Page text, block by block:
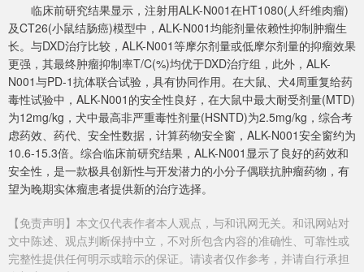
临床前研究结果显示，注射用ALK-N001在HT1080(人纤维肉瘤)
及CT26(小鼠结肠癌)模型中，ALK-N001均能剂量依赖性抑制肿瘤生
长。与DXD治疗比较，ALK-N001等摩尔剂量或低摩尔剂量的抑瘤效果
更强，其最终肿瘤抑制率T/C(%)均优于DXD治疗组，此外，ALK-
N001与PD-1抗体联合试验，具有协同作用。在大鼠、犬4周重复给药
毒性试验中，ALK-N001的安全性良好，在大鼠中最大耐受剂量(MTD)
为12mg/kg，犬中最高非严重毒性剂量(HSNTD)为2.5mg/kg，综合考
虑药效、药代、安全性数据，计算药物安全窗，ALK-N001安全窗约为
10.6-15.3倍。综合临床前研究结果，ALK-N001显示了良好的药效和
安全性，是一款极具创新性与开发潜力的小分子偶联抗肿瘤药物，有
望为晚期实体瘤患者提供新的治疗选择。
【免责声明】本文仅代表作者本人观点，与和讯网无关。和讯网站对
文中陈述、观点判断保持中立，不对所包含内容的准确性、可靠性或
完整性提供任何明示或暗示的保证。请读者仅作参考，并请自行承担